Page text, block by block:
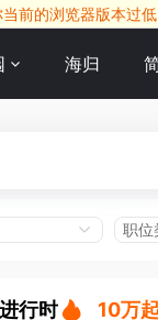
前的浏览器版本过
海归
职位
行时 10万